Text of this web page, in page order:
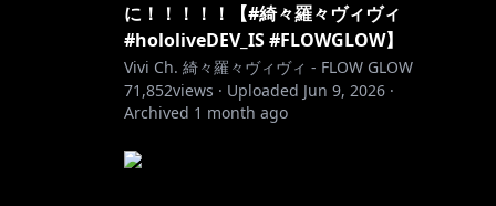
に！！！！！【#綺々羅々ヴィヴィ
#hololiveDEV_IS #FLOWGLOW】
Vivi Ch. 綺々羅々ヴィヴィ - FLOW GLOW
71,852views · Uploaded Jun 9, 2026 ·
Archived 1 month ago